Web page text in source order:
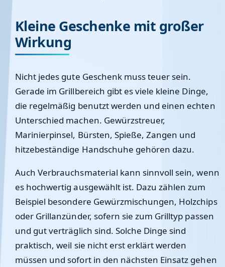
Kleine Geschenke mit großer
Wirkung
Nicht jedes gute Geschenk muss teuer sein.
Gerade im Grillbereich gibt es viele kleine Dinge,
die regelmäßig benutzt werden und einen echten
Unterschied machen. Gewürzstreuer,
Marinierpinsel, Bürsten, Spieße, Zangen und
hitzebeständige Handschuhe gehören dazu.
Auch Verbrauchsmaterial kann sinnvoll sein, wenn
es hochwertig ausgewählt ist. Dazu zählen zum
Beispiel besondere Gewürzmischungen, Holzchips
oder Grillanzünder, sofern sie zum Grilltyp passen
und gut verträglich sind. Solche Dinge sind
praktisch, weil sie nicht erst erklärt werden
müssen und sofort in den nächsten Einsatz gehen